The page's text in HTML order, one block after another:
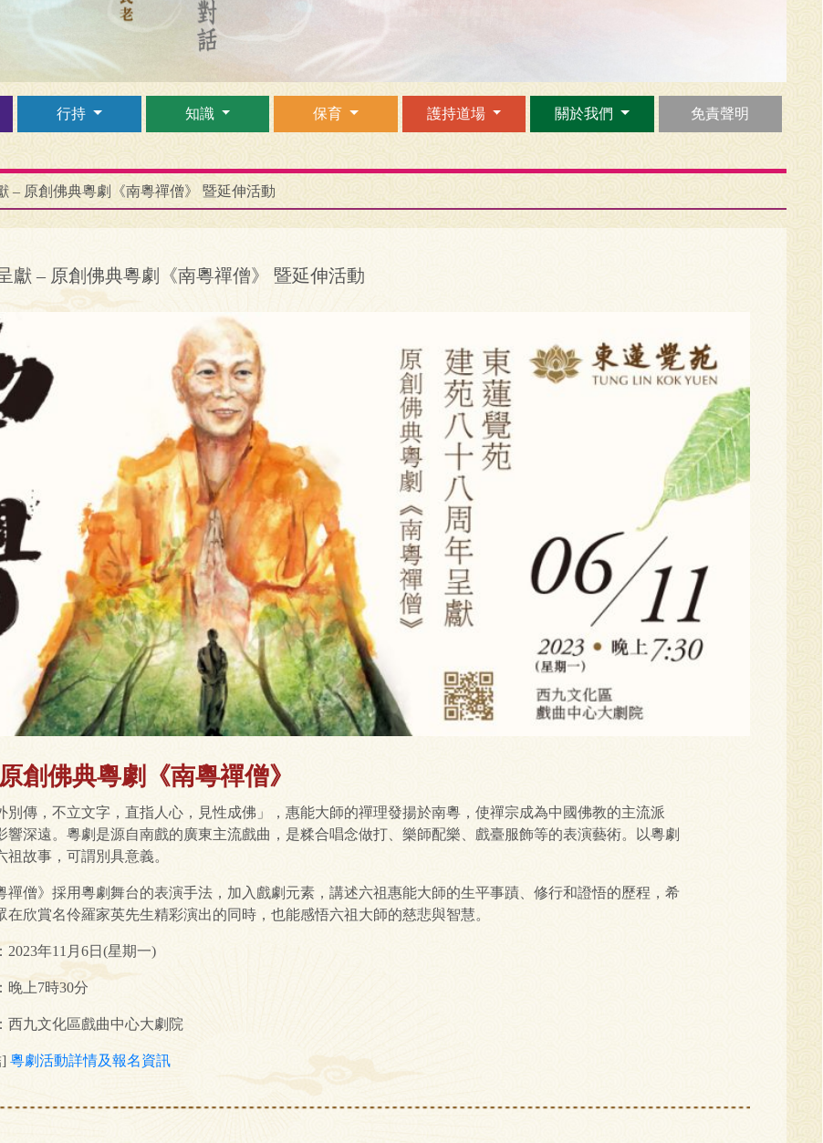
行持 知識 保育 護持道場 關於我們 免責聲明
– 原創佛典粵劇《南粵禪僧》 暨延伸活動
獻 – 原創佛典粵劇《南粵禪僧》 暨延伸活動
創佛典粵劇《南粵禪僧》
別傳，不立文字，直指人心，見性成佛」，惠能大師的禪理發揚於南粵，使禪宗成為中國佛教的主流派
響深遠。粵劇是源自南戲的廣東主流戲曲，是糅合唱念做打、樂師配樂、戲臺服飾等的表演藝術。以粵劇
祖故事，可謂別具意義。
禪僧》採用粵劇舞台的表演手法，加入戲劇元素，講述六祖惠能大師的生平事蹟、修行和證悟的歷程，希
在欣賞名伶羅家英先生精彩演出的同時，也能感悟六祖大師的慈悲與智慧。
2023年11月6日(星期一)
晚上7時30分
西九文化區戲曲中心大劇院
]粵劇活動詳情及報名資訊